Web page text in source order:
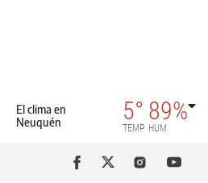
El clima en
Neuquén
5°
TEMP
89%
HUM